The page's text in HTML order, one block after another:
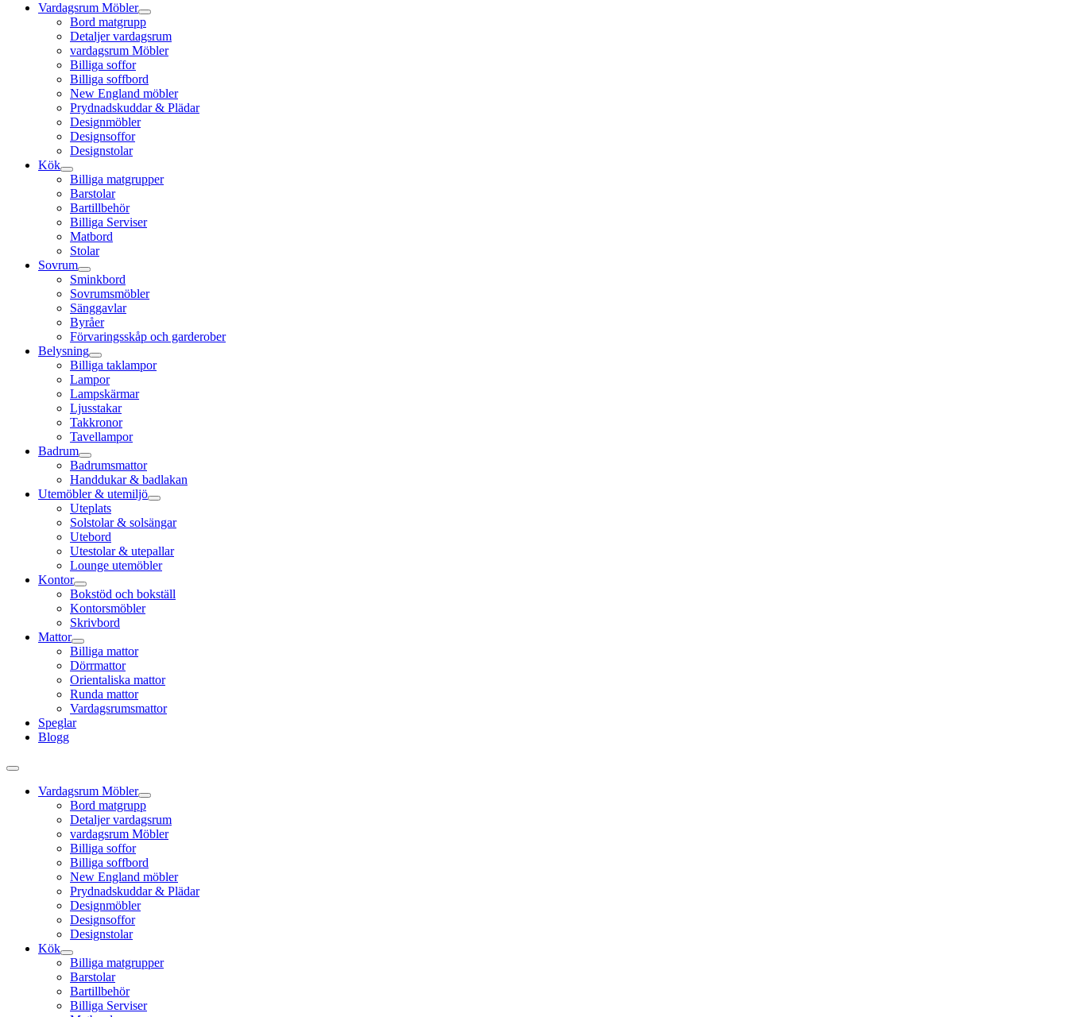
Vardagsrum Möbler
Bord matgrupp
Detaljer vardagsrum
vardagsrum Möbler
Billiga soffor
Billiga soffbord
New England möbler
Prydnadskuddar & Plädar
Designmöbler
Designsoffor
Designstolar
Kök
Billiga matgrupper
Barstolar
Bartillbehör
Billiga Serviser
Matbord
Stolar
Sovrum
Sminkbord
Sovrumsmöbler
Sänggavlar
Byråer
Förvaringsskåp och garderober
Belysning
Billiga taklampor
Lampor
Lampskärmar
Ljusstakar
Takkronor
Tavellampor
Badrum
Badrumsmattor
Handdukar & badlakan
Utemöbler & utemiljö
Uteplats
Solstolar & solsängar
Utebord
Utestolar & utepallar
Lounge utemöbler
Kontor
Bokstöd och bokställ
Kontorsmöbler
Skrivbord
Mattor
Billiga mattor
Dörrmattor
Orientaliska mattor
Runda mattor
Vardagsrumsmattor
Speglar
Blogg
Vardagsrum Möbler
Bord matgrupp
Detaljer vardagsrum
vardagsrum Möbler
Billiga soffor
Billiga soffbord
New England möbler
Prydnadskuddar & Plädar
Designmöbler
Designsoffor
Designstolar
Kök
Billiga matgrupper
Barstolar
Bartillbehör
Billiga Serviser